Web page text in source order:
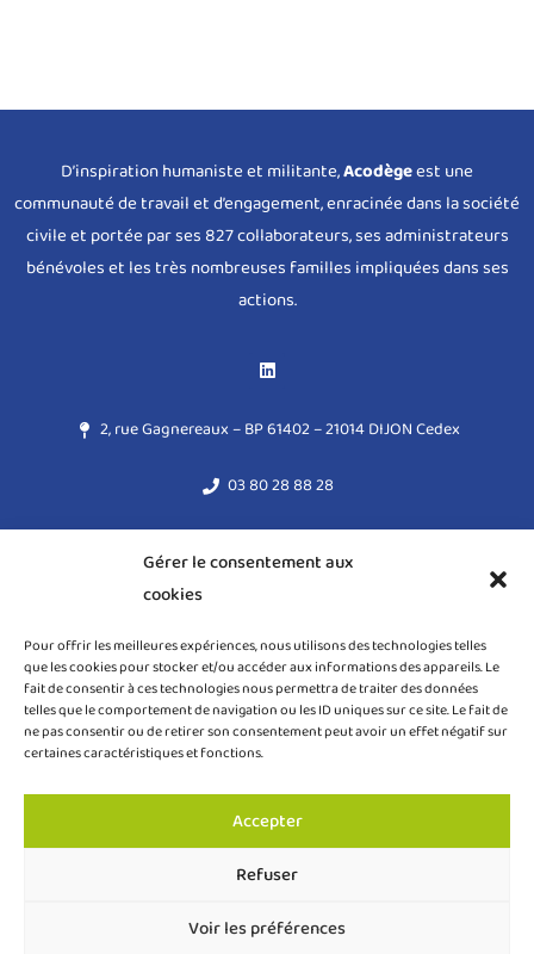
Gérer le consentement aux
cookies
Pour offrir les meilleures expériences, nous utilisons des technologies telles
que les cookies pour stocker et/ou accéder aux informations des appareils. Le
fait de consentir à ces technologies nous permettra de traiter des données
telles que le comportement de navigation ou les ID uniques sur ce site. Le fait de
ne pas consentir ou de retirer son consentement peut avoir un effet négatif sur
certaines caractéristiques et fonctions.
Accepter
Refuser
Voir les préférences
D’inspiration humaniste et militante,Acodègeest une
communauté de travail et d’engagement, enracinée dans la société
civile et portée par ses 827 collaborateurs, ses administrateurs
bénévoles et les très nombreuses familles impliquées dans ses
actions.
2, rue Gagnereaux – BP 61402 – 21014 DIJON Cedex
03 80 28 88 28
Règlement général sur la protection des données (RGPD)
Politique de cookies (UE)
COPYRIGHT ACODEGE © 2024 – TOUS DROITS RÉSERVÉS